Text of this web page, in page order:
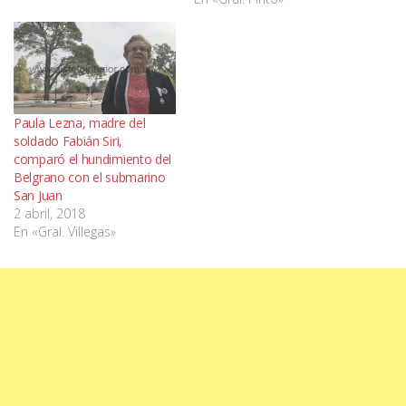
Paula Lezna, madre del
soldado Fabián Siri,
comparó el hundimiento del
Belgrano con el submarino
San Juan
2 abril, 2018
En «Gral. Villegas»